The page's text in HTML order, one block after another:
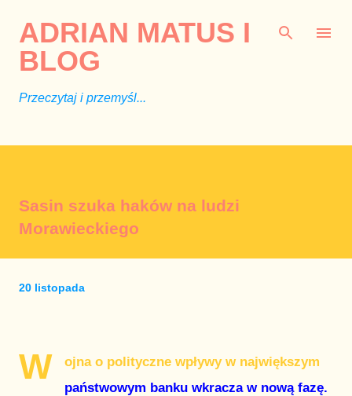
ADRIAN MATUS I
BLOG
Przeczytaj i przemyśl...
Sasin szuka haków na ludzi
Morawieckiego
20 listopada
W
ojna o polityczne wpływy w największym
państwowym banku wkracza w nową fazę.